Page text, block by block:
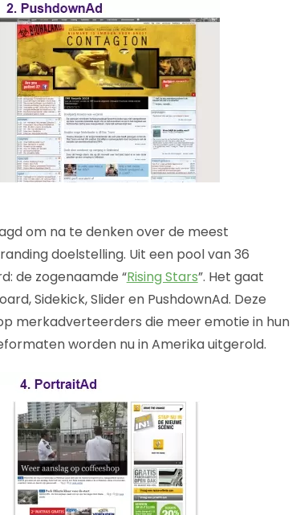
om na te denken over de meest
doelstelling. Uit een pool van 36
de zogenaamde “Rising Stars”. Het gaat
Sidekick, Slider en PushdownAd. Deze
merkadverteerders die meer emotie in hun
worden nu in Amerika uitgerold.